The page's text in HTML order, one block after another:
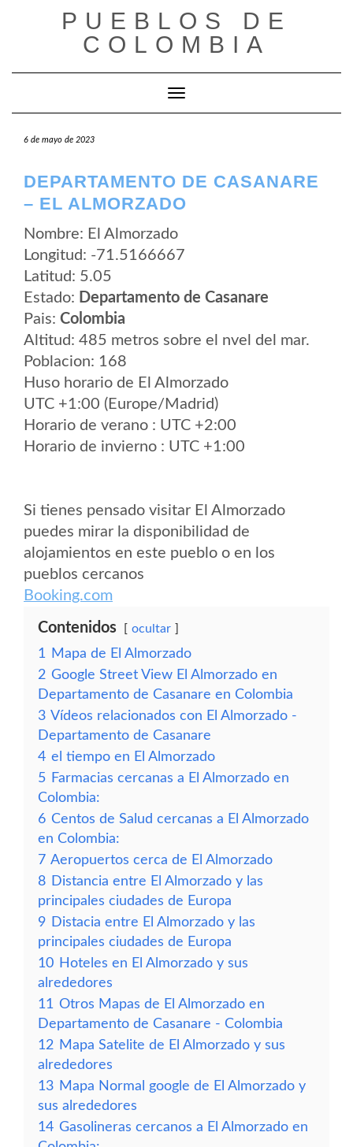
PUEBLOS DE
COLOMBIA
Cambiar modo de navegación
6 de mayo de 2023
DEPARTAMENTO DE CASANARE
– EL ALMORZADO
Nombre: El Almorzado
Longitud: -71.5166667
Latitud: 5.05
Estado: Departamento de Casanare
Pais: Colombia
Altitud: 485 metros sobre el nvel del mar.
Poblacion: 168
Huso horario de El Almorzado
UTC +1:00 (Europe/Madrid)
Horario de verano : UTC +2:00
Horario de invierno : UTC +1:00
Si tienes pensado visitar El Almorzado
puedes mirar la disponibilidad de
alojamientos en este pueblo o en los
pueblos cercanos
Booking.com
Contenidos ocultar
1
Mapa de El Almorzado
2 Google Street View El Almorzado en
Departamento de Casanare en Colombia
3 Vídeos relacionados con El Almorzado -
Departamento de Casanare
4 el tiempo en El Almorzado
5 Farmacias cercanas a El Almorzado en
Colombia:
6 Centos de Salud cercanas a El Almorzado
en Colombia:
7 Aeropuertos cerca de El Almorzado
8 Distancia entre El Almorzado y las
principales ciudades de Europa
9 Distacia entre El Almorzado y las
principales ciudades de Europa
10 Hoteles en El Almorzado y sus
alrededores
11 Otros Mapas de El Almorzado en
Departamento de Casanare - Colombia
12 Mapa Satelite de El Almorzado y sus
alrededores
13 Mapa Normal google de El Almorzado y
sus alrededores
14 Gasolineras cercanos a El Almorzado en